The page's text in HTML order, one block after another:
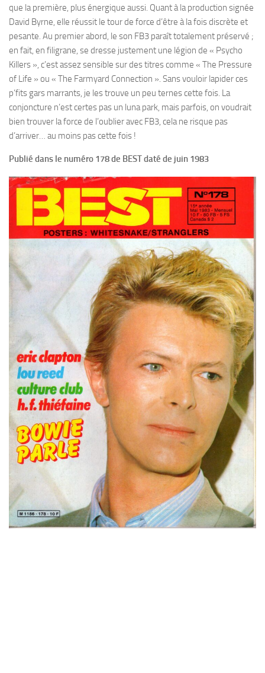
que la première, plus énergique aussi. Quant à la production signée
David Byrne, elle réussit le tour de force d’être à la fois discrète et
pesante. Au premier abord, le son FB3 paraît totalement préservé ;
en fait, en filigrane, se dresse justement une légion de « Psycho
Killers », c’est assez sensible sur des titres comme « The Pressure
of Life » ou « The Farmyard Connection ». Sans vouloir lapider ces
p’fits gars marrants, je les trouve un peu ternes cette fois. La
conjoncture n’est certes pas un luna park, mais parfois, on voudrait
bien trouver la force de l’oublier avec FB3, cela ne risque pas
d’arriver… au moins pas cette fois !
Publié dans le numéro 178 de BEST daté de juin 1983